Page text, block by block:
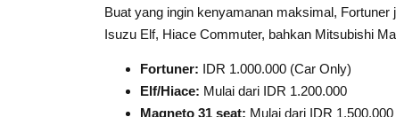
Buat yang ingin kenyamanan maksimal,
Isuzu Elf, Hiace Commuter, bahkan Mitsubishi
Fortuner: IDR 1.000.000 (Car Only)
Elf/Hiace: Mulai dari IDR 1.200.000
Magneto 31 seat: Mulai dari IDR 1.500.000